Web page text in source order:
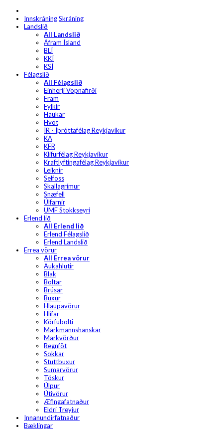
InnskráningSkráning
Landslið
All Landslið
Áfram Ísland
BLÍ
KKÍ
KSÍ
Félagslið
All Félagslið
Einherji Vopnafirði
Fram
Fylkir
Haukar
Hvöt
ÍR - Íþróttafélag Reykjavíkur
KA
KFR
Klifurfélag Reykjavíkur
Kraftlyftingafélag Reykjavíkur
Leiknir
Selfoss
Skallagrímur
Snæfell
Úlfarnir
UMF Stokkseyri
Erlend lið
All Erlend lið
Erlend Félagslið
Erlend Landslið
Errea vörur
All Errea vörur
Aukahlutir
Blak
Boltar
Brúsar
Buxur
Hlaupavörur
Hlífar
Körfubolti
Markmannshanskar
Markvörður
Regnföt
Sokkar
Stuttbuxur
Sumarvörur
Töskur
Úlpur
Útivörur
Æfingafatnaður
Eldri Treyjur
Innanundirfatnaður
Bæklingar